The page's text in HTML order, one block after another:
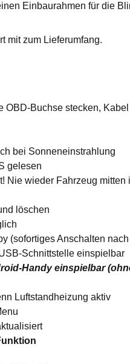
Einbaurahmen für die
mit zum Lieferumfang.
OBD-Buchse stecken,
bei Sonneneinstrahlung
gelesen
Nie wieder Fahrzeug
löschen
(sofortiges Anschalten
Schnittstelle einspielbar
Handy einspielbar
Luftstandheizung aktiv